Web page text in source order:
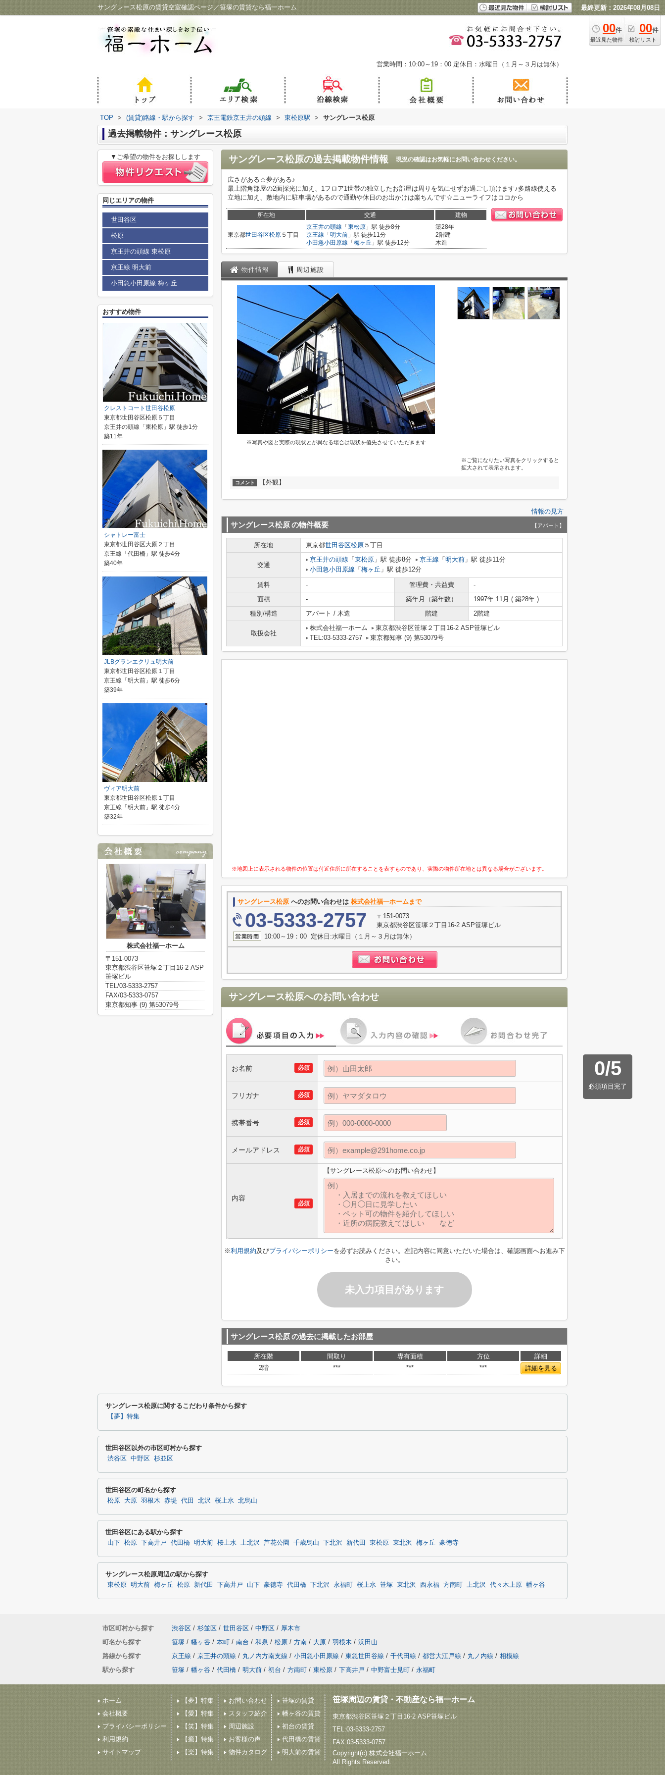
サングレース松原の賃貸空室確認ページ／笹塚の賃貸なら福一ホーム 最終更新：2026年08月08日
00件
最近見た物件
00件
検討リスト
営業時間：10:00～19：00 定休日：水曜日（１月～３月は無休）
TOP > (賃貸)路線・駅から探す > 京王電鉄京王井の頭線 > 東松原駅 > サングレース松原
過去掲載物件：サングレース松原
サングレース松原の過去掲載物件情報 現況の確認はお気軽にお問い合わせください。
広さがある☆夢がある♪
最上階角部屋の2面採光に加え、1フロア1世帯の独立したお部屋は周りを気にせずお過ごし頂けます♪多路線使える
立地に加え、敷地内に駐車場があるので通勤や休日のお出かけは楽ちんです☆ニューライフはココから
所在地 交通 建物
東京都世田谷区松原 ５丁目
京王井の頭線 「 東松原 」駅 徒歩8分
京王線 「 明大前 」駅 徒歩11分
小田急小田原線 「 梅ヶ丘 」駅 徒歩12分
築28年
2階建
木造
物件情報 周辺施設
※写真や図と実際の現状とが異なる場合は現状を優先させていただきます
※ご覧になりたい写真をクリックすると
拡大されて表示されます。
コメント 【外観】
情報の見方
サングレース松原 の物件概要 【アパート】
所在地 東京都世田谷区松原 ５丁目
交通
京王井の頭線 「 東松原 」駅 徒歩8分 京王線 「 明大前 」駅 徒歩11分
小田急小田原線 「 梅ヶ丘 」駅 徒歩12分
賃料 - 管理費・共益費
-
面積
- 築年月（築年数）
1997年 11月 ( 築28年 )
種別/構造
アパート / 木造 階建 2階建
取扱会社
株式会社福一ホーム
東京都渋谷区笹塚２丁目16-2 ASP笹塚ビル
TEL:03-5333-2757
東京都知事 (9) 第53079号
※地図上に表示される物件の位置は付近住所に所在することを表すものであり、実際の物件所在地とは異なる場合がございます。
サングレース松原 へのお問い合わせは 株式会社福一ホームまで
03-5333-2757
〒151-0073
東京都渋谷区笹塚２丁目16-2 ASP笹塚ビル
10:00～19：00 定休日:水曜日（１月～３月は無休）
サングレース松原へのお問い合わせ
0/5
必須項目完了
必須
お名前
必須
フリガナ
必須
携帯番号
必須
メールアドレス
必須
内容
【サングレース松原へのお問い合わせ】
※利用規約及びプライバシーポリシーを必ずお読みください。左記内容に同意いただいた場合は、確認画面へお進み下
さい。
未入力項目があります
サングレース松原 の過去に掲載したお部屋
所在階 間取り 専有面積 方位
詳細
2階
*** *** *** 詳細を見る
▼ご希望の物件をお探しします
同じエリアの物件
世田谷区
松原
京王井の頭線 東松原
京王線 明大前
小田急小田原線 梅ヶ丘
おすすめ物件
クレストコート世田谷松原
東京都世田谷区松原５丁目
京王井の頭線「東松原」駅 徒歩1分
築11年
シャトレー富士
東京都世田谷区大原２丁目
京王線「代田橋」駅 徒歩4分
築40年
JLBグランエクリュ明大前
東京都世田谷区松原１丁目
京王線「明大前」駅 徒歩6分
築39年
ヴィア明大前
東京都世田谷区松原１丁目
京王線「明大前」駅 徒歩4分
築32年
株式会社福一ホーム
〒151-0073
東京都渋谷区笹塚２丁目16-2 ASP
笹塚ビル
TEL/03-5333-2757
FAX/03-5333-0757
東京都知事 (9) 第53079号
サングレース松原に関するこだわり条件から探す
【夢】特集
世田谷区以外の市区町村から探す
渋谷区 中野区 杉並区
世田谷区の町名から探す
松原 大原 羽根木 赤堤 代田 北沢 桜上水 北烏山
世田谷区にある駅から探す
山下 松原 下高井戸 代田橋 明大前 桜上水 上北沢 芦花公園 千歳烏山 下北沢 新代田 東松原 東北沢 梅ヶ丘 豪徳寺
サングレース松原周辺の駅から探す
東松原 明大前 梅ヶ丘 松原 新代田 下高井戸 山下 豪徳寺 代田橋 下北沢 永福町 桜上水 笹塚 東北沢 西永福 方南町 上北沢 代々木上原 幡ヶ谷
市区町村から探す 渋谷区 / 杉並区 / 世田谷区 / 中野区 / 厚木市
町名から探す
笹塚 / 幡ヶ谷 / 本町 / 南台 / 和泉 / 松原 / 方南 / 大原 / 羽根木 / 浜田山
路線から探す
京王線 / 京王井の頭線 / 丸ノ内方南支線 / 小田急小田原線 / 東急世田谷線 / 千代田線 / 都営大江戸線 / 丸ノ内線 / 相模線
駅から探す
笹塚 / 幡ヶ谷 / 代田橋 / 明大前 / 初台 / 方南町 / 東松原 / 下高井戸 / 中野富士見町 / 永福町
ホーム
会社概要
プライバシーポリシー
利用規約
サイトマップ
【夢】特集
【愛】特集
【笑】特集
【癒】特集
【楽】特集
お問い合わせ
スタッフ紹介
周辺施設
お客様の声
物件カタログ
笹塚の賃貸
幡ヶ谷の賃貸
初台の賃貸
代田橋の賃貸
明大前の賃貸
笹塚周辺の賃貸・不動産なら福一ホーム
東京都渋谷区笹塚２丁目16-2 ASP笹塚ビル
TEL:03-5333-2757
FAX:03-5333-0757
Copyright(c) 株式会社福一ホーム
All Rights Reserved.